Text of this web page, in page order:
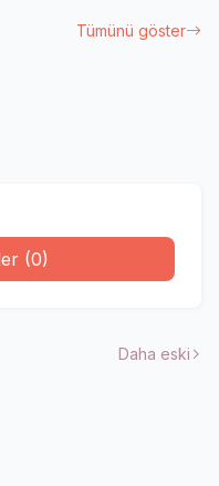
Tümünü göster
(0)
Daha eski